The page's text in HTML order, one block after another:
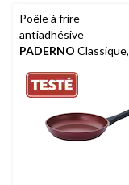
Poêle à frire
antiadhésive
PADERNO Classique,
po